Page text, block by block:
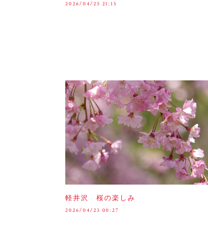
2026/04/25 21:15
軽井沢 桜の楽しみ
2026/04/23 00:27